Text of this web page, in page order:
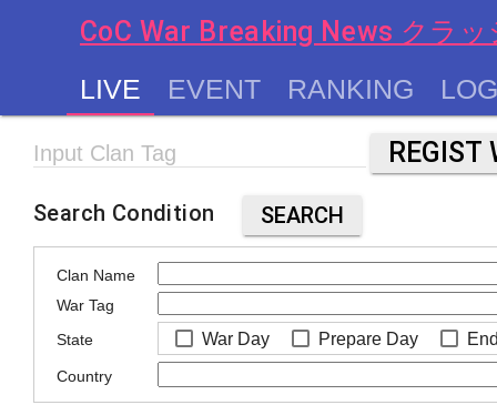
CoC War Breaking News クラ
LIVE EVENT RANKING
Input Clan Tag
Search Condition SEARCH
Clan Name
War Tag
State
War Day Prepare Day
Country